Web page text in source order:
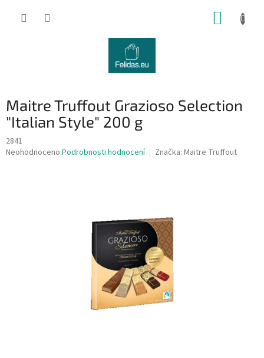
Maitre Truffout Grazioso Selection
"Italian Style" 200 g
2841
Průměrné
Neohodnoceno Podrobnosti hodnocení Značka: Maitre Truffout